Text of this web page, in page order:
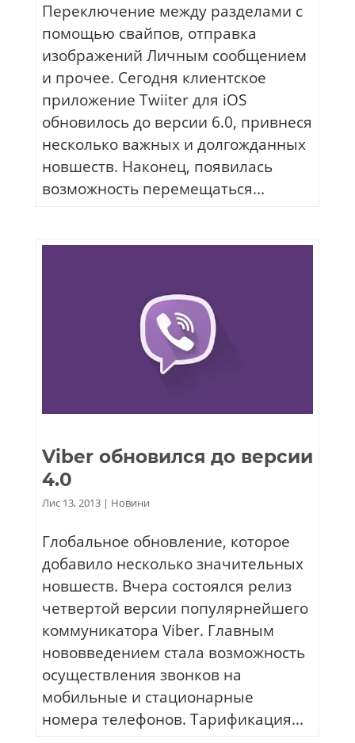
Переключение между разделами с
помощью свайпов, отправка
изображений Личным сообщением
и прочее. Сегодня клиентское
приложение Twiiter для iOS
обновилось до версии 6.0, привнеся
несколько важных и долгожданных
новшеств. Наконец, появилась
возможность перемещаться...
Viber обновился до версии
4.0
Лис 13, 2013| Новини
Глобальное обновление, которое
добавило несколько значительных
новшеств. Вчера состоялся релиз
четвертой версии популярнейшего
коммуникатора Viber. Главным
нововведением стала возможность
осуществления звонков на
мобильные и стационарные
номера телефонов. Тарификация...